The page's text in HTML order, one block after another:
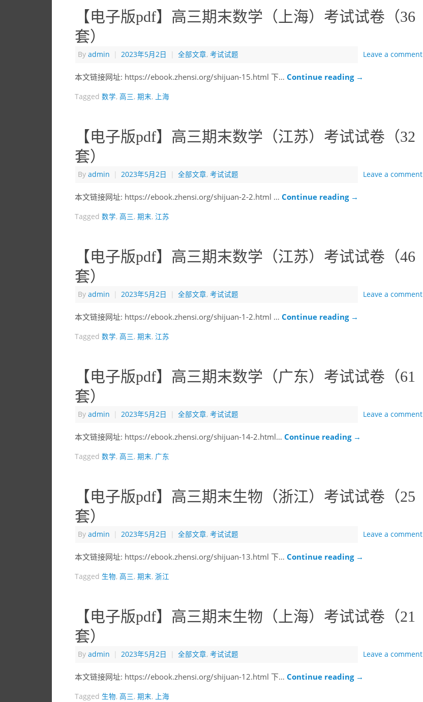
【电子版pdf】高三期末数学（上海）考试试卷（36
套）
By admin | 2023年5月2日 | 全部文章, 考试试题 Leave a comment
本文链接网址: https://ebook.zhensi.org/shijuan-15.html 下… Continue reading →
Tagged 数学, 高三, 期末, 上海
【电子版pdf】高三期末数学（江苏）考试试卷（32
套）
By admin | 2023年5月2日 | 全部文章, 考试试题 Leave a comment
本文链接网址: https://ebook.zhensi.org/shijuan-2-2.html … Continue reading →
Tagged 数学, 高三, 期末, 江苏
【电子版pdf】高三期末数学（江苏）考试试卷（46
套）
By admin | 2023年5月2日 | 全部文章, 考试试题 Leave a comment
本文链接网址: https://ebook.zhensi.org/shijuan-1-2.html … Continue reading →
Tagged 数学, 高三, 期末, 江苏
【电子版pdf】高三期末数学（广东）考试试卷（61
套）
By admin | 2023年5月2日 | 全部文章, 考试试题 Leave a comment
本文链接网址: https://ebook.zhensi.org/shijuan-14-2.html… Continue reading →
Tagged 数学, 高三, 期末, 广东
【电子版pdf】高三期末生物（浙江）考试试卷（25
套）
By admin | 2023年5月2日 | 全部文章, 考试试题 Leave a comment
本文链接网址: https://ebook.zhensi.org/shijuan-13.html 下… Continue reading →
Tagged 生物, 高三, 期末, 浙江
【电子版pdf】高三期末生物（上海）考试试卷（21
套）
By admin | 2023年5月2日 | 全部文章, 考试试题 Leave a comment
本文链接网址: https://ebook.zhensi.org/shijuan-12.html 下… Continue reading →
Tagged 生物, 高三, 期末, 上海